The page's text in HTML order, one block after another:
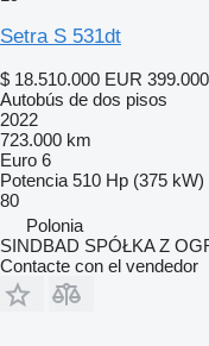
Setra S 531dt
$ 18.510.000 EUR 399.000
Autobús de dos pisos
2022
723.000 km
Euro 6
Potencia 510 Hp (375 kW)
80
Polonia
SINDBAD SPÓŁKA Z
Contacte con el vendedor